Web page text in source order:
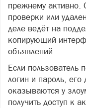
прежнему активно.
проверки или
деле ведёт на
копирующий
объявлений.
Если пользователь
логин и пароль,
оказываются у
получить доступ к